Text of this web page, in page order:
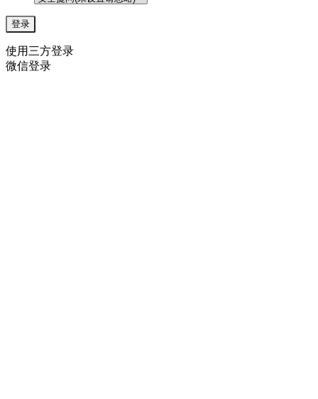
登录
使用三方登录
微信登录